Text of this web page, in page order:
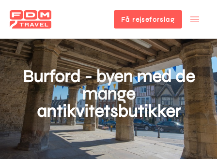
Gå
til
hovedindhold
Få rejseforslag
Burford - byen med de
mange
antikvitetsbutikker